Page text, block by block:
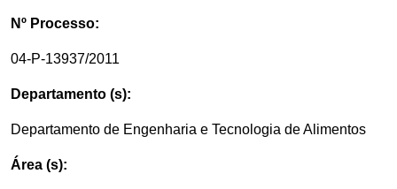
Nº Processo:
04-P-13937/2011
Departamento (s):
Departamento de Engenharia e Tecnologia de Alimentos
Área (s):